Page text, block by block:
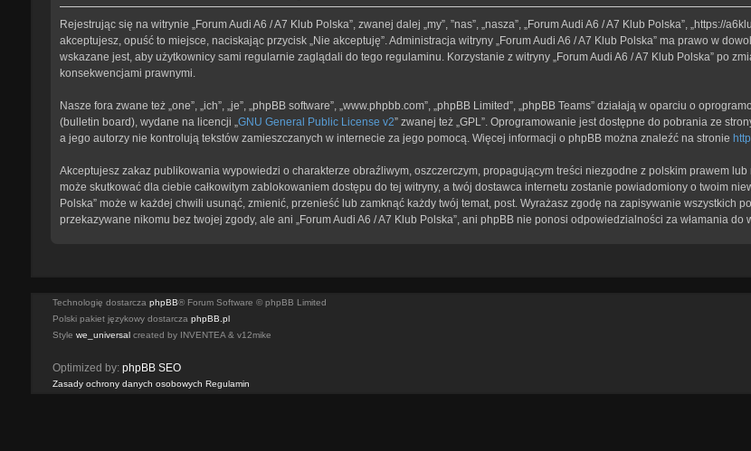
Rejestrując się na witrynie „Forum Audi A6 / A7 Klub Polska”, zwanej dalej „my”, ”nas”, „nasza”, „Forum Audi A6 / A7 Klub Polska”, „https://
akceptujesz, opuść to miejsce, naciskając przycisk „Nie akceptuję”. Administracja witryny „Forum Audi A6 / A7 Klub Polska” ma prawo w
wskazane jest, aby użytkownicy sami regularnie zaglądali do tego regulaminu. Korzystanie z witryny „Forum Audi A6 / A7 Klub Polska” po
konsekwencjami prawnymi.
Nasze fora zwane też „one”, „ich”, „je”, „phpBB software”, „www.phpbb.com”, „phpBB Limited”, „phpBB Teams” działają w oparciu o
(bulletin board), wydane na licencji „GNU General Public License v2” zwanej też „GPL”. Oprogramowanie jest dostępne do pobrania ze
a jego autorzy nie kontrolują tekstów zamieszczanych w internecie za jego pomocą. Więcej informacji o phpBB można znaleźć na stronie
Akceptujesz zakaz publikowania wypowiedzi o charakterze obraźliwym, oszczerczym, propagującym treści niezgodne z polskim prawem
może skutkować dla ciebie całkowitym zablokowaniem dostępu do tej witryny, a twój dostawca internetu zostanie powiadomiony o twoim
Polska” może w każdej chwili usunąć, zmienić, przenieść lub zamknąć każdy twój temat, post. Wyrażasz zgodę na zapisywanie wszystkich
przekazywane nikomu bez twojej zgody, ale ani „Forum Audi A6 / A7 Klub Polska”, ani phpBB nie ponosi odpowiedzialności za włamania
Technologię dostarcza phpBB® Forum Software © phpBB Limited
Polski pakiet językowy dostarcza phpBB.pl
Style we_universalcreated by INVENTEA & v12mike
Optimized by: phpBB SEO
Zasady ochrony danych osobowych Regulamin